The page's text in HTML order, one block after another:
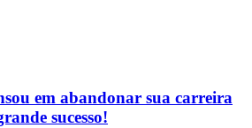
em abandonar sua carreira
sucesso!